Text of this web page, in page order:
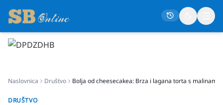
Društvo
Politika
Naslovnica Društvo Bolja od cheesecakea: Brza i lagana torta s
DRUŠTVO